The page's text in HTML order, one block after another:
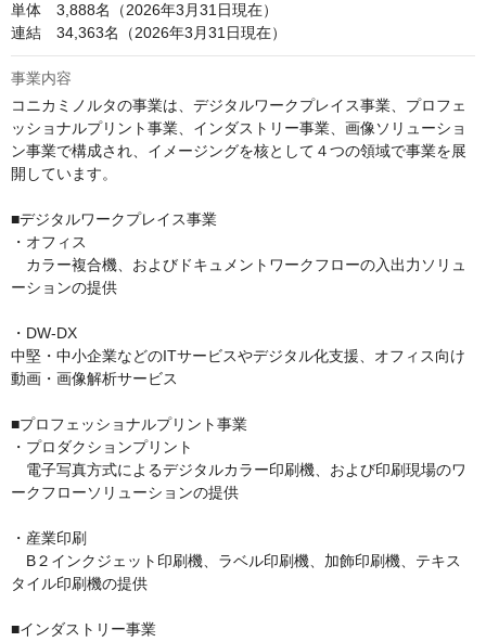
単体　3,888名（2026年3月31日現在）
連結　34,363名（2026年3月31日現在）
事業内容
コニカミノルタの事業は、デジタルワークプレイス事業、プロフェ
ッショナルプリント事業、インダストリー事業、画像ソリューショ
ン事業で構成され、イメージングを核として４つの領域で事業を展
開しています。
■デジタルワークプレイス事業
・オフィス
カラー複合機、およびドキュメントワークフローの入出力ソリュ
ーションの提供
・DW-DX
中堅・中小企業などのITサービスやデジタル化支援、オフィス向け
動画・画像解析サービス
■プロフェッショナルプリント事業
・プロダクションプリント
電子写真方式によるデジタルカラー印刷機、および印刷現場のワ
ークフローソリューションの提供
・産業印刷
B２インクジェット印刷機、ラベル印刷機、加飾印刷機、テキス
タイル印刷機の提供
■インダストリー事業